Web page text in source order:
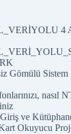
4
Gömülü
nasıl
ve
Okuyucu